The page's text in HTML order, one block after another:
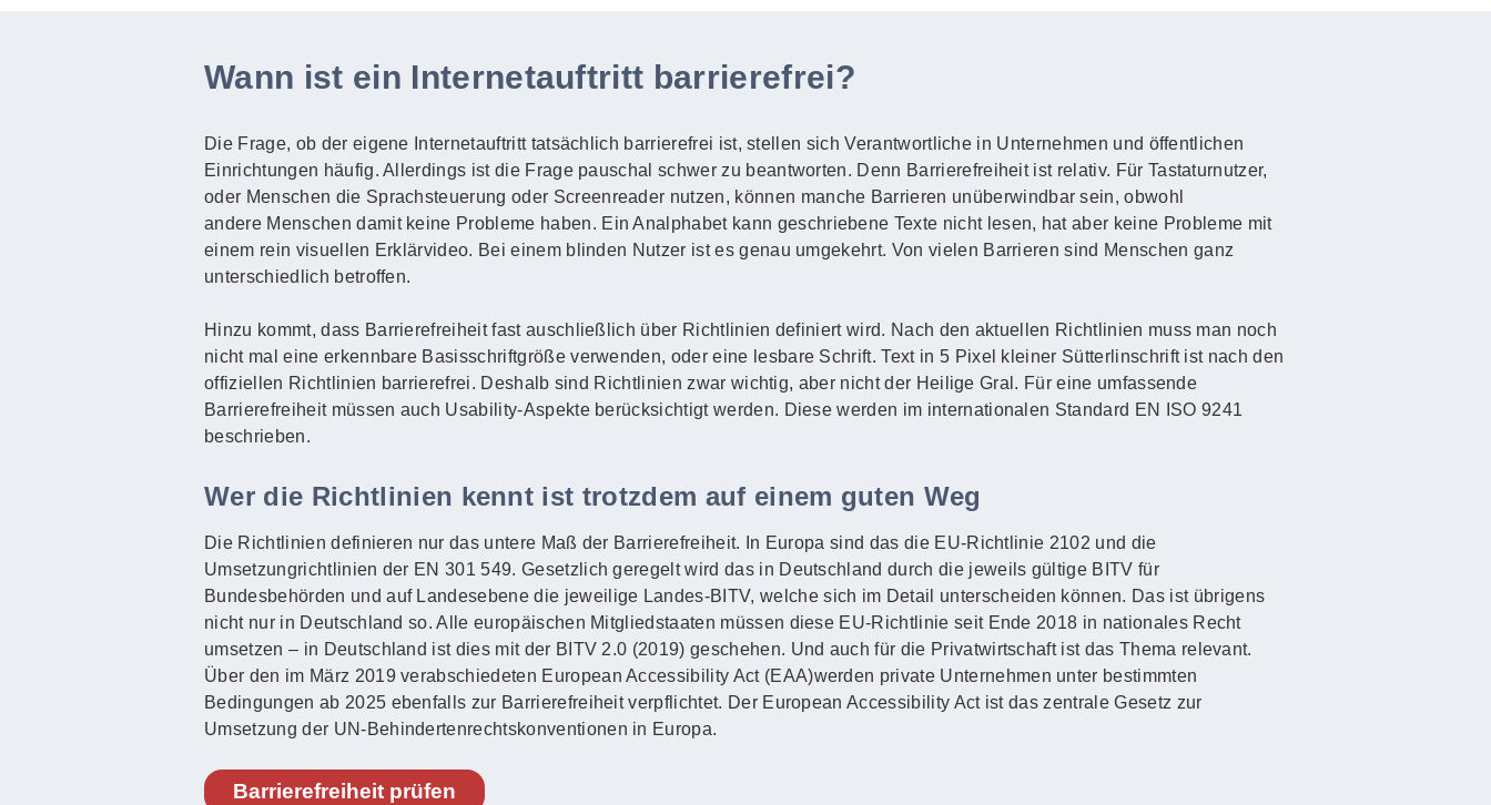
Wann ist ein Internetauftritt barrierefrei?
Die Frage, ob der eigene Internetauftritt tatsächlich barrierefrei ist, stellen sich Verantwortliche in Unternehmen und öffentlichen
Einrichtungen häufig. Allerdings ist die Frage pauschal schwer zu beantworten. Denn Barrierefreiheit ist relativ. Für Tastaturnutzer,
oder Menschen die Sprachsteuerung oder Screenreader nutzen, können manche Barrieren unüberwindbar sein, obwohl
andere Menschen damit keine Probleme haben. Ein Analphabet kann geschriebene Texte nicht lesen, hat aber keine Probleme mit
einem rein visuellen Erklärvideo. Bei einem blinden Nutzer ist es genau umgekehrt. Von vielen Barrieren sind Menschen ganz
unterschiedlich betroffen.
Hinzu kommt, dass Barrierefreiheit fast auschließlich über Richtlinien definiert wird. Nach den aktuellen Richtlinien muss man noch
nicht mal eine erkennbare Basisschriftgröße verwenden, oder eine lesbare Schrift. Text in 5 Pixel kleiner Sütterlinschrift ist nach den
offiziellen Richtlinien barrierefrei. Deshalb sind Richtlinien zwar wichtig, aber nicht der Heilige Gral. Für eine umfassende
Barrierefreiheit müssen auch Usability-Aspekte berücksichtigt werden. Diese werden im internationalen Standard EN ISO 9241
beschrieben.
Wer die Richtlinien kennt ist trotzdem auf einem guten Weg
Die Richtlinien definieren nur das untere Maß der Barrierefreiheit. In Europa sind das die EU-Richtlinie 2102 und die
Umsetzungrichtlinien der EN 301 549. Gesetzlich geregelt wird das in Deutschland durch die jeweils gültige BITV für
Bundesbehörden und auf Landesebene die jeweilige Landes-BITV, welche sich im Detail unterscheiden können. Das ist übrigens
nicht nur in Deutschland so. Alle europäischen Mitgliedstaaten müssen diese EU-Richtlinie seit Ende 2018 in nationales Recht
umsetzen – in Deutschland ist dies mit der BITV 2.0 (2019) geschehen. Und auch für die Privatwirtschaft ist das Thema relevant.
Über den im März 2019 verabschiedeten European Accessibility Act (EAA)werden private Unternehmen unter bestimmten
Bedingungen ab 2025 ebenfalls zur Barrierefreiheit verpflichtet. Der European Accessibility Act ist das zentrale Gesetz zur
Umsetzung der UN-Behindertenrechtskonventionen in Europa.
Barrierefreiheit prüfen